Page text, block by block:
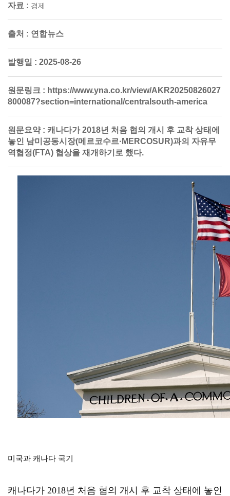
자료 : 경제
출처 : 연합뉴스
발행일 : 2025-08-26
원문링크 : https://www.yna.co.kr/view/AKR20250826027
800087?section=international/centralsouth-america
원문요약 : 캐나다가 2018년 처음 협의 개시 후 교착 상태에
놓인 남미공동시장(메르코수르·MERCOSUR)과의 자유무
역협정(FTA) 협상을 재개하기로 했다.
미국과 캐나다 국기
캐나다가 2018년 처음 협의 개시 후 교착 상태에 놓인